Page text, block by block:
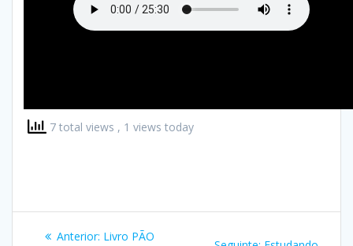
7 total views , 1 views today
Navegação
Anterior: Post
Livro PÃO